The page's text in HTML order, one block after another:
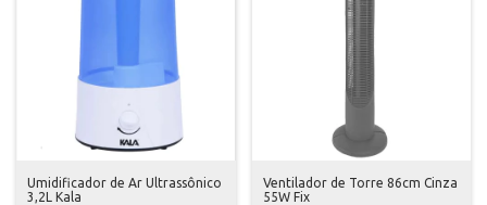
Umidificador de Ar Ultrassônico
3,2L Kala
Ventilador de Torre 86cm Cinza
55W Fix